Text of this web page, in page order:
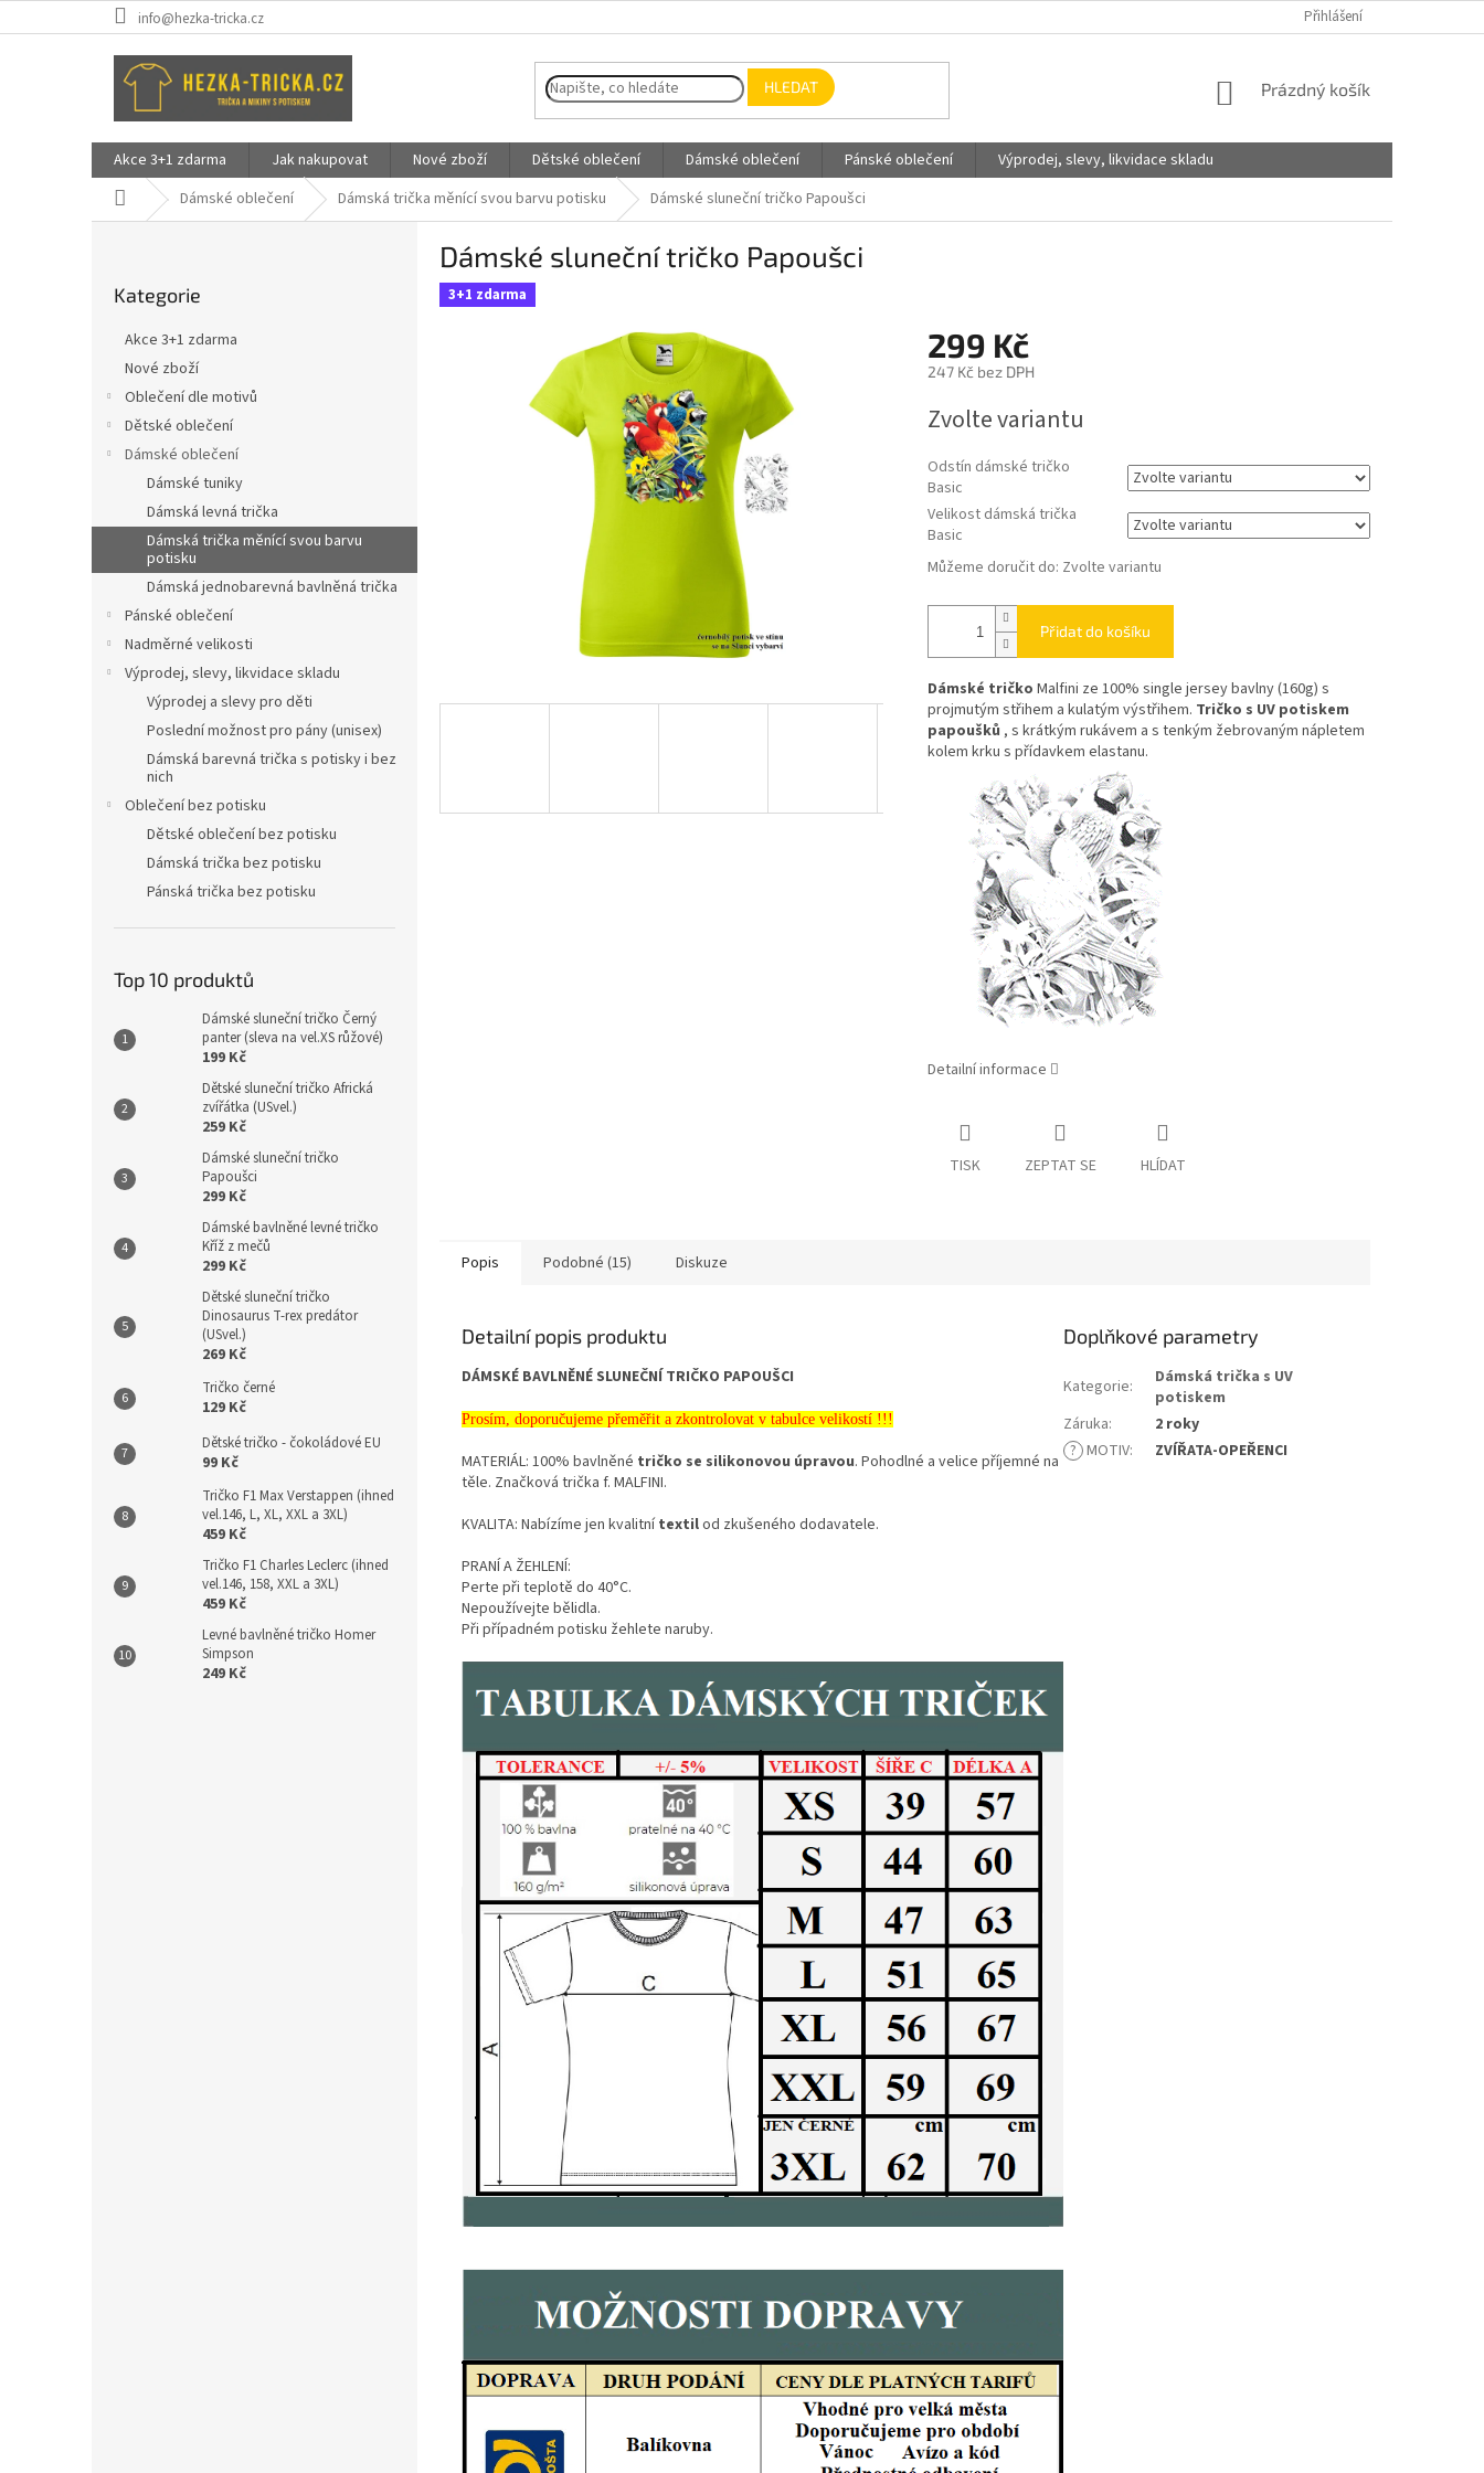
na
info@hezka-tricka.cz Přihlášení
HLEDAT
NÁKUPNÍ
Prázdný košík
Akce 3+1 zdarma Jak nakupovat Nové zboží Dětské oblečení Dámské oblečení Pánské oblečení
Výprodej, slevy, likvidace skladu
Domů Dámské oblečení Dámská trička měnící svou barvu potisku Dámské sluneční tričko Papoušci
e
kategorie
Kategorie
Akce 3+1 zdarma
Nové zboží
Oblečení dle motivů
Dětské oblečení
Dámské oblečení
Dámské tuniky
Dámská levná trička
Dámská trička měnící svou barvu
potisku
Dámská jednobarevná bavlněná trička
Pánské oblečení
Nadměrné velikosti
Výprodej, slevy, likvidace skladu
Výprodej a slevy pro děti
Poslední možnost pro pány (unisex)
Dámská barevná trička s potisky i bez
nich
Oblečení bez potisku
Dětské oblečení bez potisku
Dámská trička bez potisku
Pánská trička bez potisku
Top 10 produktů
Dámské sluneční tričko Černý
panter (sleva na vel.XS růžové)
199 Kč
Dětské sluneční tričko Africká
zvířátka (USvel.)
259 Kč
Dámské sluneční tričko
Papoušci
299 Kč
Dámské bavlněné levné tričko
Kříž z mečů
299 Kč
Dětské sluneční tričko
Dinosaurus T-rex predátor
(USvel.)
269 Kč
Tričko černé
129 Kč
Dětské tričko - čokoládové EU
99 Kč
Tričko F1 Max Verstappen (ihned
vel.146, L, XL, XXL a 3XL)
459 Kč
Tričko F1 Charles Leclerc (ihned
vel.146, 158, XXL a 3XL)
459 Kč
Levné bavlněné tričko Homer
Simpson
249 Kč
Dámské sluneční tričko Papoušci
3+1 zdarma
299 Kč
247 Kč bez DPH
cena:
Zvolte variantu
Odstín dámské tričko
Basic
Velikost dámská trička
Basic
Můžeme doručit do: Zvolte variantu
Přidat do košíku
Dámské tričko Malfini ze 100% single jersey bavlny (160g) s
projmutým střihem a kulatým výstřihem. Tričko s UV potiskem
papoušků , s krátkým rukávem a s tenkým žebrovaným nápletem
kolem krku s přídavkem elastanu.
Detailní informace
TISK ZEPTAT SE HLÍDAT
Popis Podobné (15) Diskuze
Detailní popis produktu
DÁMSKÉ BAVLNĚNÉ SLUNEČNÍ TRIČKO PAPOUŠCI
Prosím, doporučujeme přeměřit a zkontrolovat v tabulce velikostí !!!
MATERIÁL: 100% bavlněné tričko se silikonovou úpravou. Pohodlné a velice příjemné na
těle. Značková trička f. MALFINI.
KVALITA: Nabízíme jen kvalitnítextilod zkušeného dodavatele.
PRANÍ A ŽEHLENÍ:
Perte při teplotě do 40°C.
Nepoužívejte bělidla.
Při případném potisku žehlete naruby.
Doplňkové parametry
Kategorie:
Dámská trička s UV
potiskem
Záruka:
2 roky
? MOTIV: ZVÍŘATA-OPEŘENCI